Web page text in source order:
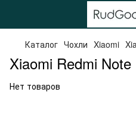
Каталог Чохли Xiaomi
Xiaomi Redmi
Нет товаров